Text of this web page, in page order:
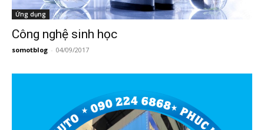
Ứng dụng
Công nghệ sinh học
somotblog - 04/09/2017